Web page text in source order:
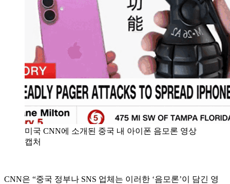
미국 CNN에 소개된 중국 내 아이폰 음모론 영상
캡처
CNN은 “중국 정부나 SNS 업체는 이러한 ‘음모론’이 담긴 영